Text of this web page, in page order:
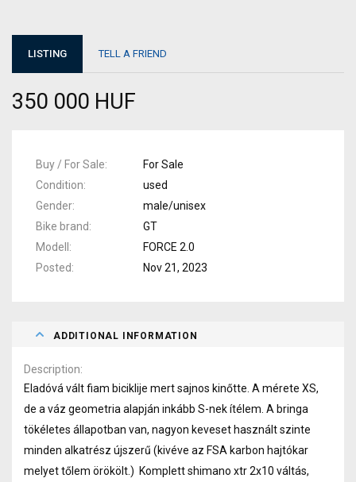
LISTING TELL A FRIEND
350 000 HUF
Buy / For Sale
For Sale
Condition
used
Gender
male/unisex
Bike brand
GT
Modell
FORCE 2.0
Posted
Nov 21, 2023
ADDITIONAL INFORMATION
Description
Eladóvá vált fiam biciklije mert sajnos kinőtte. A mérete XS,
de a váz geometria alapján inkább S-nek ítélem. A bringa
tökéletes állapotban van, nagyon keveset használt szinte
minden alkatrész újszerű (kivéve az FSA karbon hajtókar
melyet tőlem örökölt.) Komplett shimano xtr 2x10 váltás,